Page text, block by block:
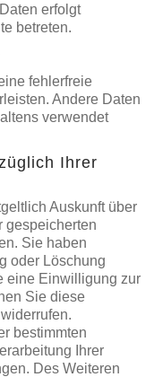
erfolgt
betreten.
fehlerfreie
Andere Daten
verwendet
Ihrer
Auskunft über
gespeicherten
Sie haben
oder Löschung
eine Einwilligung zur
Sie diese
bestimmten
Ihrer
Des Weiteren